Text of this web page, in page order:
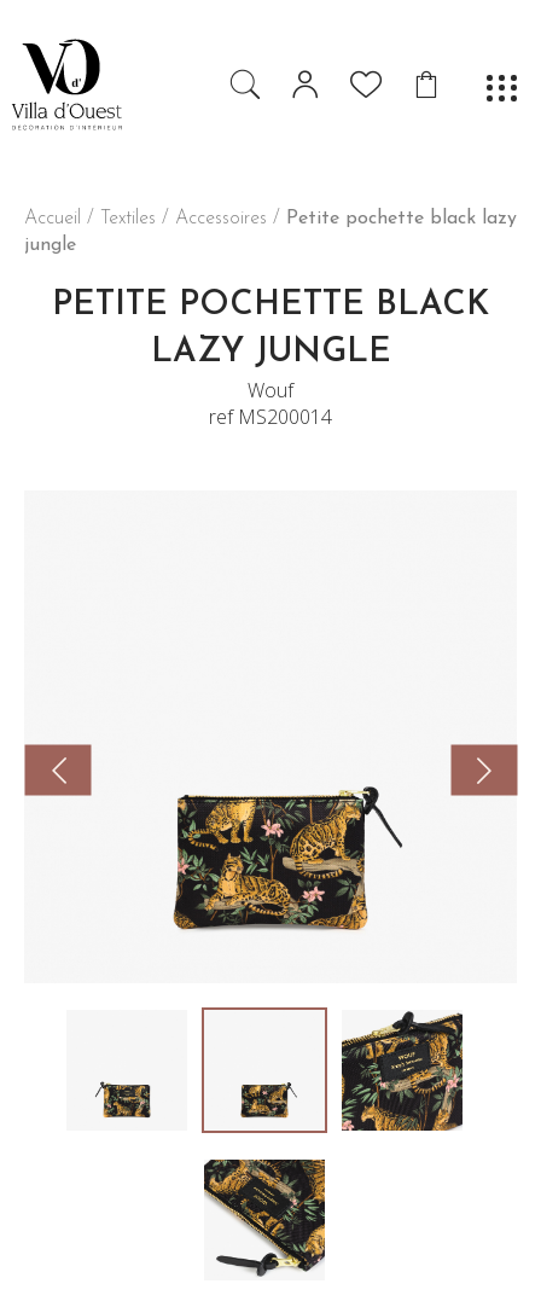
Accueil / Textiles / Accessoires / Petite pochette black lazy
jungle
PETITE POCHETTE BLACK
LAZY JUNGLE
Wouf
ref MS200014